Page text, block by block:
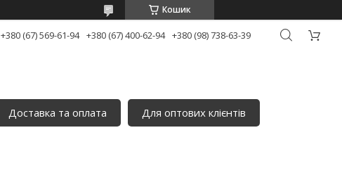
Кошик
+380 (67) 569-61-94 +380 (67) 400-62-94 +380 (98) 738-63-39
Доставка та оплата Для оптових клієнтів